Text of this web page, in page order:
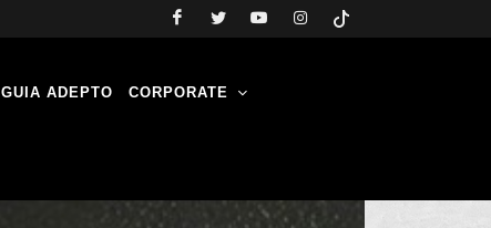
GUIA ADEPTO CORPORATE